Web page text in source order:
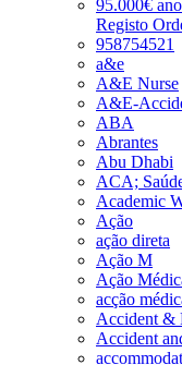
95.000€
Registo
958754521
a&e
A&E Nurse
A&E-
ABA
Abrantes
Abu Dhabi
ACA;
Academic
Ação
ação direta
Ação M
Ação
acção
Accident &
Accident